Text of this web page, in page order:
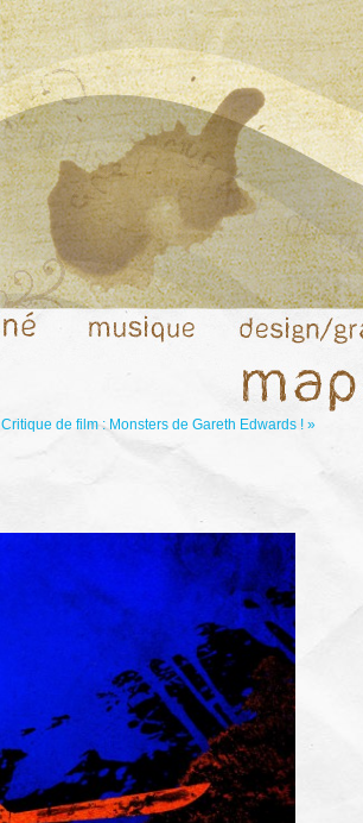
Critique de film : Monsters de Gareth Edwards ! »